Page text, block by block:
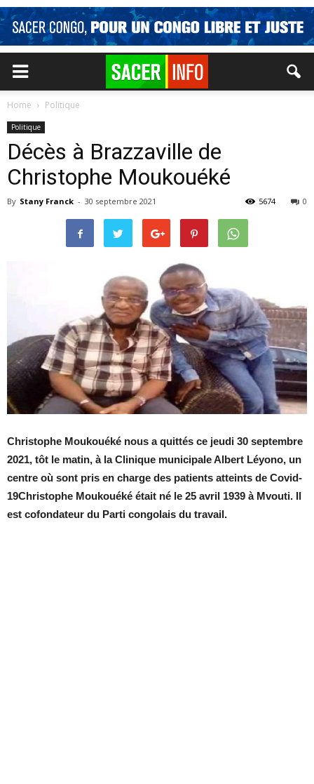
Home Politique
Politique
Décès à Brazzaville de
Christophe Moukouéké
By Stany Franck - 30 septembre 2021 0
5674
Christophe Moukouéké nous a quittés ce jeudi 30 septembre
2021, tôt le matin, à la Clinique municipale Albert Léyono, un
centre où sont pris en charge des patients atteints de Covid-
19Christophe Moukouéké était né le 25 avril 1939 à Mvouti. Il
est cofondateur du Parti congolais du travail.